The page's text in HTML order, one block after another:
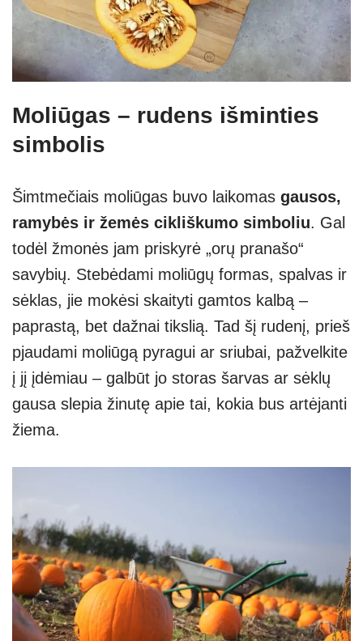
Moliūgas – rudens išminties
simbolis
Šimtmečiais moliūgas buvo laikomas gausos,
ramybės ir žemės cikliškumo simboliu. Gal
todėl žmonės jam priskyrė „orų pranašo“
savybių. Stebėdami moliūgų formas, spalvas ir
sėklas, jie mokėsi skaityti gamtos kalbą –
paprastą, bet dažnai tikslią. Tad šį rudenį, prieš
pjaudami moliūgą pyragui ar sriubai, pažvelkite
į jį įdėmiau – galbūt jo storas šarvas ar sėklų
gausa slepia žinutę apie tai, kokia bus artėjanti
žiema.